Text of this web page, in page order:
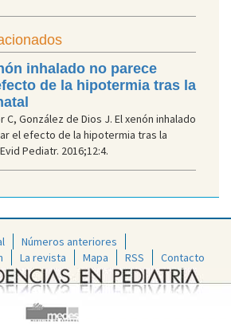
inhalado no parece
de la hipotermia tras la
C, González de Dios J. El xenón inhalado
el efecto de la hipotermia tras la
Pediatr. 2016;12:4.
Números anteriores
La revista Mapa RSS Contacto